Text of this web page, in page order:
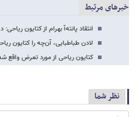
خبرهای مرتبط
انتقاد پانته‌آ بهرام از کتایون
لادن طباطبایی، آن‌چه را کتایون
کتایون ریاحی از مورد تعرض واقع
نظر شما